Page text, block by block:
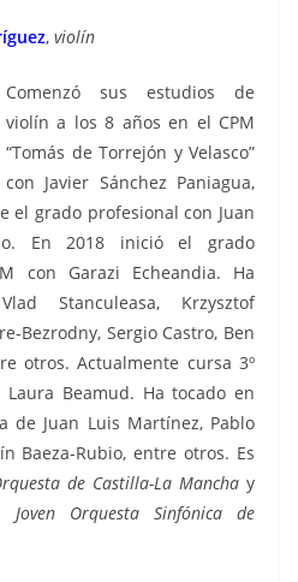
, violín
Comenzó sus estudios de
violín a los 8 años en el CPM
“Tomás de Torrejón y Velasco”
con Javier Sánchez Paniagua,
el grado profesional con Juan
En 2018 inició el grado
con Garazi Echeandia. Ha
Stanculeasa, Krzysztof
Bezrodny, Sergio Castro, Ben
otros. Actualmente cursa 3º
Laura Beamud. Ha tocado en
de Juan Luis Martínez, Pablo
Baeza-Rubio, entre otros. Es
de Castilla-La Mancha y
Joven Orquesta Sinfónica de